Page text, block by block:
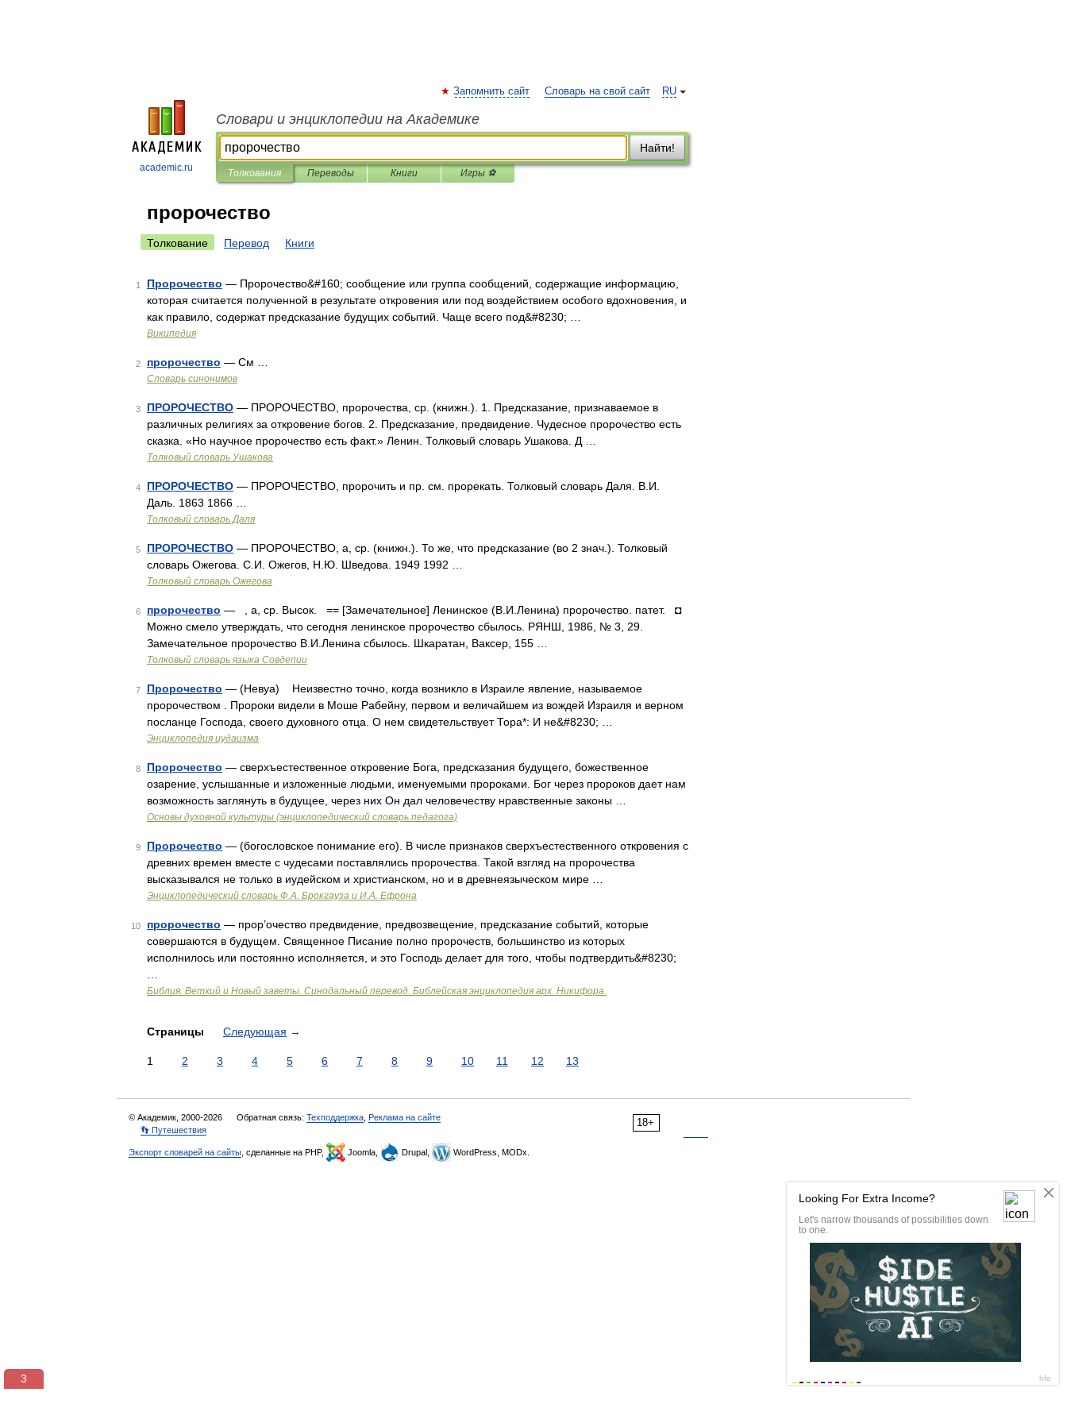
academic.ru
RU
Запомнить сайт Словарь на свой сайт
Словари и энциклопедии на Академике
Найти!
Толкования Переводы Книги Игры ⚽
пророчество
Толкование Перевод Книги
1 Пророчество — Пророчество&#160; сообщение или группа сообщений, содержащие информацию,
которая считается полученной в результате откровения или под воздействием особого вдохновения, и
как правило, содержат предсказание будущих событий. Чаще всего под&#8230; …
Википедия
2 пророчество — См …
Словарь синонимов
3 ПРОРОЧЕСТВО — ПРОРОЧЕСТВО, пророчества, ср. (книжн.). 1. Предсказание, признаваемое в
различных религиях за откровение богов. 2. Предсказание, предвидение. Чудесное пророчество есть
сказка. «Но научное пророчество есть факт.» Ленин. Толковый словарь Ушакова. Д …
Толковый словарь Ушакова
4 ПРОРОЧЕСТВО — ПРОРОЧЕСТВО, пророчить и пр. см. прорекать. Толковый словарь Даля. В.И.
Даль. 1863 1866 …
Толковый словарь Даля
5 ПРОРОЧЕСТВО — ПРОРОЧЕСТВО, а, ср. (книжн.). То же, что предсказание (во 2 знач.). Толковый
словарь Ожегова. С.И. Ожегов, Н.Ю. Шведова. 1949 1992 …
Толковый словарь Ожегова
6 пророчество — , а, ср. Высок. == [Замечательное] Ленинское (В.И.Ленина) пророчество. патет. ◘
Можно смело утверждать, что сегодня ленинское пророчество сбылось. РЯНШ, 1986, № 3, 29.
Замечательное пророчество В.И.Ленина сбылось. Шкаратан, Ваксер, 155 …
Толковый словарь языка Совдепии
7 Пророчество — (Невуа) Неизвестно точно, когда возникло в Израиле явление, называемое
пророчеством . Пророки видели в Моше Рабейну, первом и величайшем из вождей Израиля и верном
посланце Господа, своего духовного отца. О нем свидетельствует Тора*: И не&#8230; …
Энциклопедия иудаизма
8 Пророчество — сверхъестественное откровение Бога, предсказания будущего, божественное
озарение, услышанные и изложенные людьми, именуемыми пророками. Бог через пророков дает нам
возможность заглянуть в будущее, через них Он дал человечеству нравственные законы …
Основы духовной культуры (энциклопедический словарь педагога)
9 Пророчество — (богословское понимание его). В числе признаков сверхъестественного откровения с
древних времен вместе с чудесами поставлялись пророчества. Такой взгляд на пророчества
высказывался не только в иудейском и христианском, но и в древнеязыческом мире …
Энциклопедический словарь Ф.А. Брокгауза и И.А. Ефрона
10 пророчество — прор’очество предвидение, предвозвещение, предсказание событий, которые
совершаются в будущем. Священное Писание полно пророчеств, большинство из которых
исполнилось или постоянно исполняется, и это Господь делает для того, чтобы подтвердить&#8230;
Библия. Ветхий и Новый заветы. Синодальный перевод. Библейская энциклопедия арх. Никифора.
Страницы Следующая →
1 2 3 4 5 6 7 8 9 10 11 12 13
18+
© Академик, 2000-2026 Обратная связь: Техподдержка Реклама на сайте
👣 Путешествия
Экспорт словарей на сайты , сделанные на PHP, Joomla, Drupal, WordPress, MODx.
3